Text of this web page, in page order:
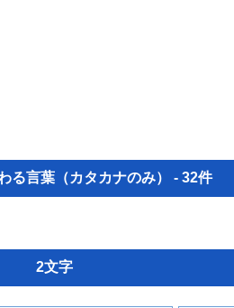
る言葉（カタカナのみ） - 32件
2文字